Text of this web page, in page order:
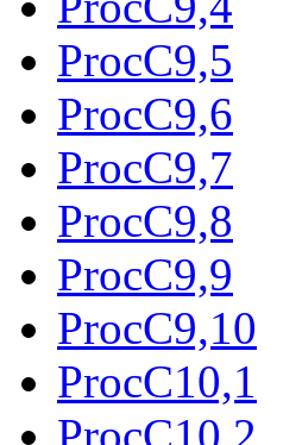
ProcC9,5
ProcC9,6
ProcC9,7
ProcC9,8
ProcC9,9
ProcC9,10
ProcC10,1
ProcC10,2